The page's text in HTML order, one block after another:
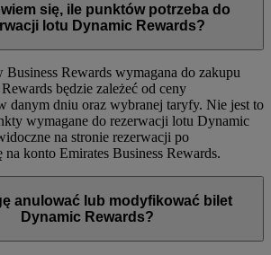
się, ile punktów potrzeba do
lotu Dynamic Rewards?
Rewards wymagana do zakupu
będzie zależeć od ceny
danym dniu oraz wybranej taryfy. Nie jest to
wymagane do rezerwacji lotu Dynamic
na stronie rezerwacji po
na konto Emirates Business Rewards.
anulować lub modyfikować bilet
Dynamic Rewards?